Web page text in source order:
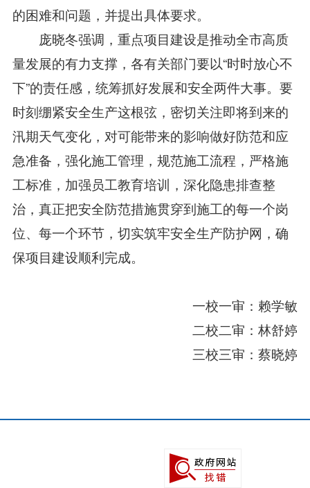
的困难和问题，并提出具体要求。
庞晓冬强调，重点项目建设是推动全市高质
量发展的有力支撑，各有关部门要以“时时放心不
下”的责任感，统筹抓好发展和安全两件大事。要
时刻绷紧安全生产这根弦，密切关注即将到来的
汛期天气变化，对可能带来的影响做好防范和应
急准备，强化施工管理，规范施工流程，严格施
工标准，加强员工教育培训，深化隐患排查整
治，真正把安全防范措施贯穿到施工的每一个岗
位、每一个环节，切实筑牢安全生产防护网，确
保项目建设顺利完成。
一校一审：赖学敏
二校二审：林舒婷
三校三审：蔡晓婷